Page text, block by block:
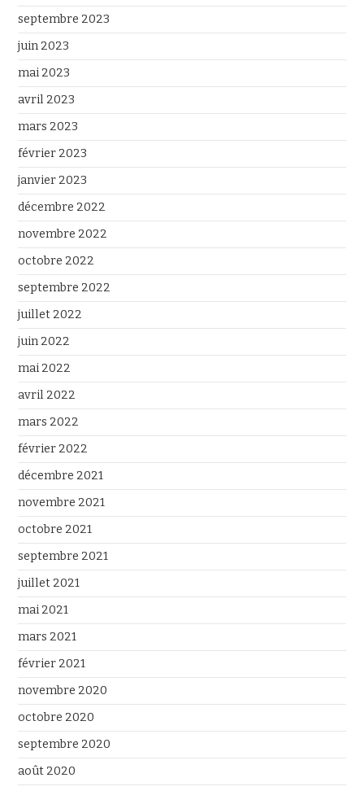
septembre 2023
juin 2023
mai 2023
avril 2023
mars 2023
février 2023
janvier 2023
décembre 2022
novembre 2022
octobre 2022
septembre 2022
juillet 2022
juin 2022
mai 2022
avril 2022
mars 2022
février 2022
décembre 2021
novembre 2021
octobre 2021
septembre 2021
juillet 2021
mai 2021
mars 2021
février 2021
novembre 2020
octobre 2020
septembre 2020
août 2020